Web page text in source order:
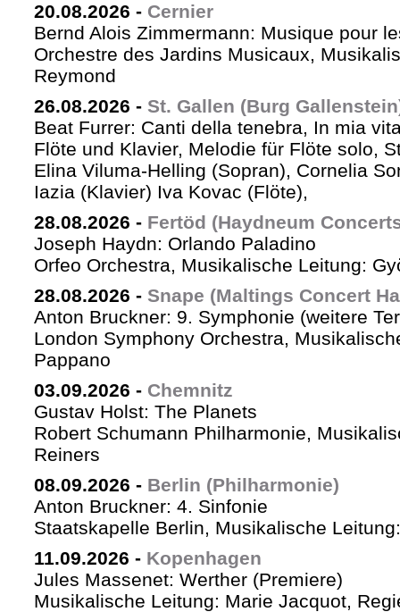
20.08.2026 - Cernier
Bernd Alois Zimmermann: Musique pour
Orchestre des Jardins Musicaux,
Reymond
26.08.2026 - St. Gallen (Burg
Beat Furrer: Canti della tenebra, In mia
Flöte und Klavier, Melodie für Flöte solo,
Elina Viluma-Helling (Sopran), Cornelia
Iazia (Klavier) Iva Kovac (Flöte),
28.08.2026 - Fertöd (Haydneum
Joseph Haydn: Orlando Paladino
Orfeo Orchestra, Musikalische Leitung:
28.08.2026 - Snape (Maltings Concert
Anton Bruckner: 9. Symphonie (weitere
London Symphony Orchestra,
Pappano
03.09.2026 - Chemnitz
Gustav Holst: The Planets
Robert Schumann Philharmonie,
Reiners
08.09.2026 - Berlin (Philharmonie)
Anton Bruckner: 4. Sinfonie
Staatskapelle Berlin, Musikalische
11.09.2026 - Kopenhagen
Jules Massenet: Werther (Premiere)
Musikalische Leitung: Marie Jacquot,